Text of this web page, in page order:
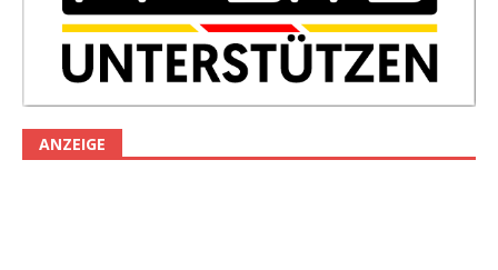
ANZEIGE